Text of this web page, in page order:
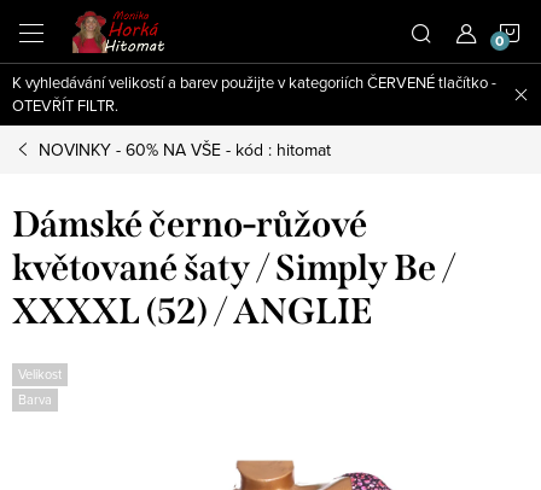
obsah
K vyhledávání velikostí a barev použijte v kategoriích ČERVENÉ tlačítko -
OTEVŘÍT FILTR.
NOVINKY - 60% NA VŠE - kód : hitomat
Dámské černo-růžové
květované šaty / Simply Be /
XXXXL (52) / ANGLIE
Velikost
Barva